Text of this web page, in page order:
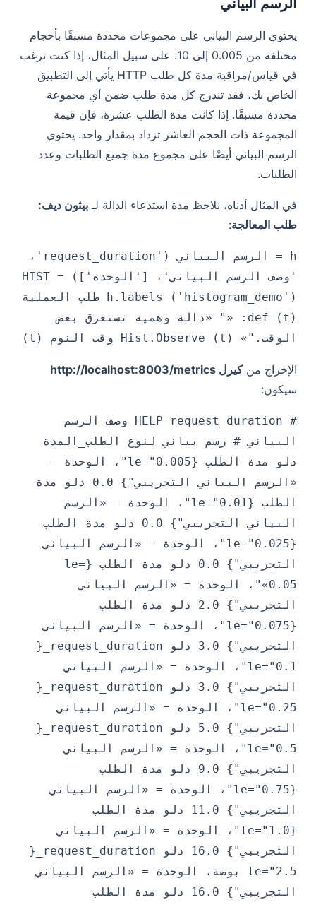
يحتوي الرسم البياني على مجموعات محددة مسبقًا بأحجام
مختلفة من 0.005 إلى 10. على سبيل المثال، إذا كنت ترغب
في قياس/مراقبة مدة كل طلب HTTP يأتي إلى التطبيق
الخاص بك، فقد تندرج كل مدة طلب ضمن أي مجموعة
محددة مسبقًا. إذا كانت مدة الطلب عشرة، فإن قيمة
المجموعة ذات الحجم العاشر تزداد بمقدار واحد. يحتوي
الرسم البياني أيضًا على مجموع مدة جميع الطلبات وعدد
الطلبات.
في المثال أدناه، نلاحظ مدة استدعاء الدالة لـبيثون ديف:
طلب المعالجة:
h = الرسم البياني ('request_duration'،
'وصف الرسم البياني'، ['الوحدة']) HIST =
h.labels ('histogram_demo') طلب العملية
(t) def: «" «دالة وهمية تستغرق بعض
الوقت."» Hist.Observe (t) وقت النوم (t)
الإخراج منكيرل http://localhost:8003/metrics
سيكون:
# HELP request_duration وصف الرسم
البياني # رسم بياني لنوع الطلب_المدة
دلو مدة الطلب {le="0.005"، الوحدة =
«الرسم البياني التجريبي"} 0.0 دلو مدة
الطلب {le="0.01"، الوحدة = «الرسم
البياني التجريبي"} 0.0 دلو مدة الطلب
{le="0.025"، الوحدة = «الرسم البياني
التجريبي"} 0.0 دلو مدة الطلب {le=
«0.05"، الوحدة = «الرسم البياني
التجريبي"} 2.0 دلو مدة الطلب
{le="0.075"، الوحدة = «الرسم البياني
التجريبي"} 3.0 دلو request_duration_{
le="0.1"، الوحدة = «الرسم البياني
التجريبي"} 3.0 دلو request_duration_{
le="0.25"، الوحدة = «الرسم البياني
التجريبي"} 5.0 دلو request_duration_{
le="0.5"، الوحدة = «الرسم البياني
التجريبي"} 9.0 دلو مدة الطلب
{le="0.75"، الوحدة = «الرسم البياني
التجريبي"} 11.0 دلو مدة الطلب
{le="1.0"، الوحدة = «الرسم البياني
التجريبي"} 16.0 دلو request_duration_{
le="2.5 بوصة، الوحدة = «الرسم البياني
التجريبي"} 16.0 دلو مدة الطلب